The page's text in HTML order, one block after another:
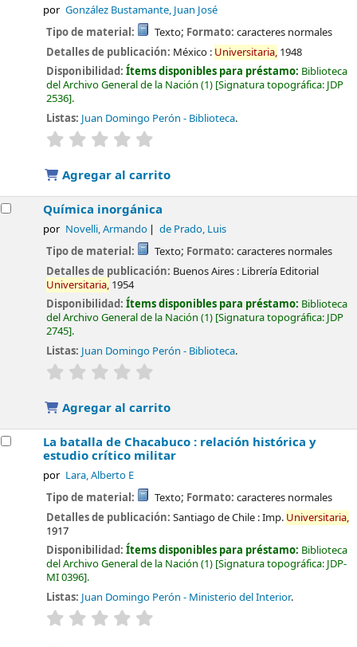
por González Bustamante, Juan José
Tipo de material: Texto; Formato: caracteres normales
Detalles de publicación: México : Universitaria, 1948
Disponibilidad:Ítems disponibles para préstamo: Biblioteca
del Archivo General de la Nación (1) Signatura topográfica: JDP
2536 .
Listas: Juan Domingo Perón - Biblioteca.
valoración
Agregar al carrito
Química inorgánica
por Novelli, Armando de Prado, Luis
Tipo de material: Texto; Formato: caracteres normales
Detalles de publicación: Buenos Aires : Librería Editorial
Universitaria, 1954
Disponibilidad:Ítems disponibles para préstamo: Biblioteca
del Archivo General de la Nación (1) Signatura topográfica: JDP
2745 .
Listas: Juan Domingo Perón - Biblioteca.
valoración
Agregar al carrito
La batalla de Chacabuco : relación histórica y
estudio crítico militar
por Lara, Alberto E
Tipo de material: Texto; Formato: caracteres normales
Detalles de publicación:Santiago de Chile :Imp. Universitaria,
1917
Disponibilidad:Ítems disponibles para préstamo: Biblioteca
del Archivo General de la Nación (1) Signatura topográfica: JDP-
MI 0396 .
Listas: Juan Domingo Perón - Ministerio del Interior.
valoración